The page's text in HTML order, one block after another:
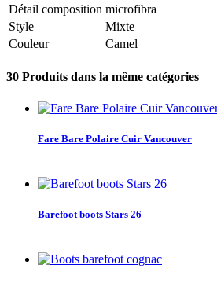
Détail composition microfibra
Style
Mixte
Couleur
Camel
30 Produits dans la même catégories
Fare Bare Polaire Cuir Vancouver
Barefoot boots Stars 26